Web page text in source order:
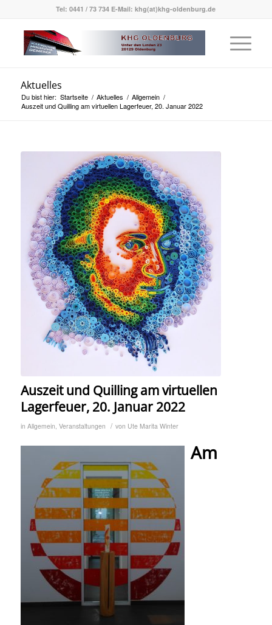
Tel: 0441 / 73 734 E-Mail: khg(at)khg-oldenburg.de
Aktuelles
Du bist hier: Startseite / Aktuelles / Allgemein /
Auszeit und Quilling am virtuellen Lagerfeuer, 20. Januar 2022
Auszeit und Quilling am virtuellen
Lagerfeuer, 20. Januar 2022
in Allgemein, Veranstaltungen / von Ute Marita Winter
Am